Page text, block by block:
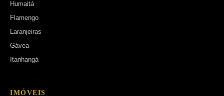
Humaitá
Flamengo
Laranjeiras
Gávea
Itanhangá
IMÓVEIS